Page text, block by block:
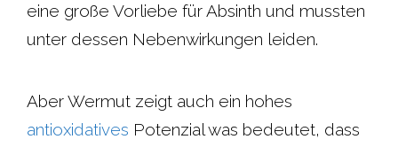
eine große Vorliebe für Absinth und mussten
unter dessen Nebenwirkungen leiden.
Aber Wermut zeigt auch ein hohes
antioxidatives Potenzial was bedeutet, dass